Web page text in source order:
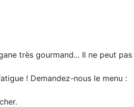
très gourmand... Il ne peut pas
! Demandez-nous le menu :